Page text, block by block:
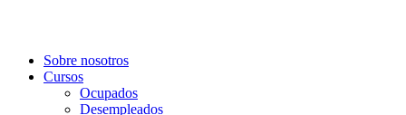
Sobre nosotros
Cursos
Ocupados
Desempleados